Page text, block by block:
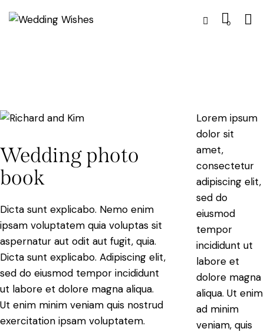
0
Wedding photo
book
Dicta sunt explicabo. Nemo enim
ipsam voluptatem quia voluptas sit
aspernatur aut odit aut fugit, quia.
Dicta sunt explicabo. Adipiscing elit,
sed do eiusmod tempor incididunt
ut labore et dolore magna aliqua.
Ut enim minim veniam quis nostrud
exercitation ipsam voluptatem.
Lorem ipsum
dolor sit
amet,
consectetur
adipiscing elit,
sed do
eiusmod
tempor
incididunt ut
labore et
dolore magna
aliqua. Ut enim
ad minim
veniam, quis